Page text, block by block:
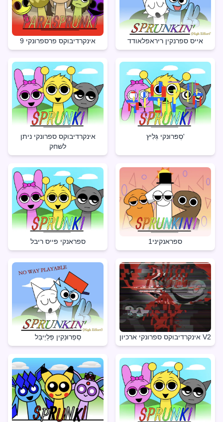
אינקרדיבוקס פרספרונקי 9 אייס ספרנקין ריראפלאודד
אינקרדיבוקס ספרונקי ניתן
לשחק
סְפּרוּנקי גְּלִיץ'
ספראנקי פייס ריבל ספראנקיני1
סְפְרוּנְקִין פְּלֵיֵיבַּל אינקרדיבוקס ספרונקי ארכיון V2